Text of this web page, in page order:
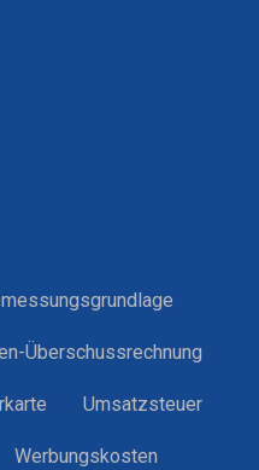
Überschussrechnung
Umsatzsteuer
Werbungskosten